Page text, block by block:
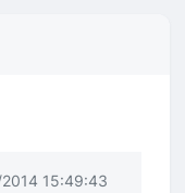
15:49:43